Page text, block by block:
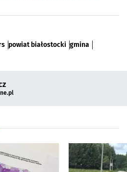
powiat białostocki gmina